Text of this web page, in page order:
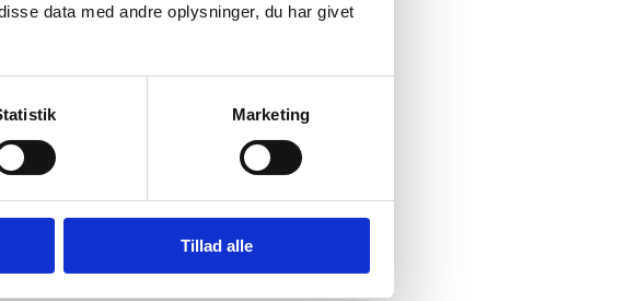
data med andre oplysninger, du har givet
Marketing
Tillad alle